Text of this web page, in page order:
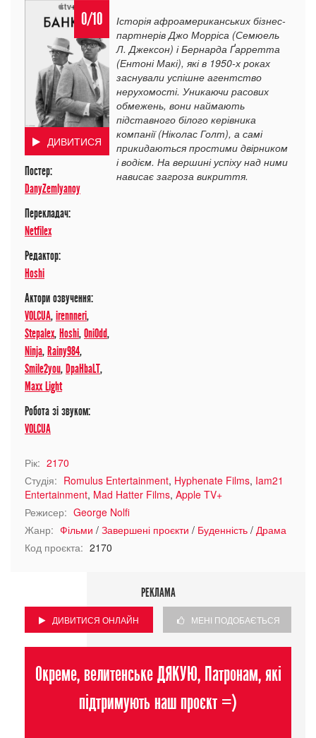
0/10
ДИВИТИСЯ
Постер:
DanyZemlyanoy
Перекладач:
Netfilex
Редактор:
Hoshi
Актори озвучення:
VOLCUA,irennneri,
Stepalex, Hoshi,OniOdd,
Ninja, Rainy984,
Smile2you, DpaHbaLT,
Maxx Light
Робота зі звуком:
VOLCUA
Історія афроамериканських бізнес-
партнерів Джо Морріса (Семюель
Л. Джексон) і Бернарда Ґарретта
(Ентоні Макі), які в 1950-х роках
заснували успішне агентство
нерухомості. Уникаючи расових
обмежень, вони наймають
підставного білого керівника
компанії (Ніколас Голт), а самі
прикидаються простими двірником
і водієм. На вершині успіху над ними
нависає загроза викриття.
Рік: 2170
Студія: Romulus Entertainment, Hyphenate Films, Iam21
Entertainment, Mad Hatter Films, Apple TV+
Режисер: George Nolfi
Жанр: Фільми / Завершені проєкти / Буденність / Драма
Код проєкта: 2170
РЕКЛАМА
ДИВИТИСЯ ОНЛАЙН МЕНІ ПОДОБАЄТЬСЯ
Окреме, велитенське ДЯКУЮ, Патронам, які
підтримують наш проєкт =)